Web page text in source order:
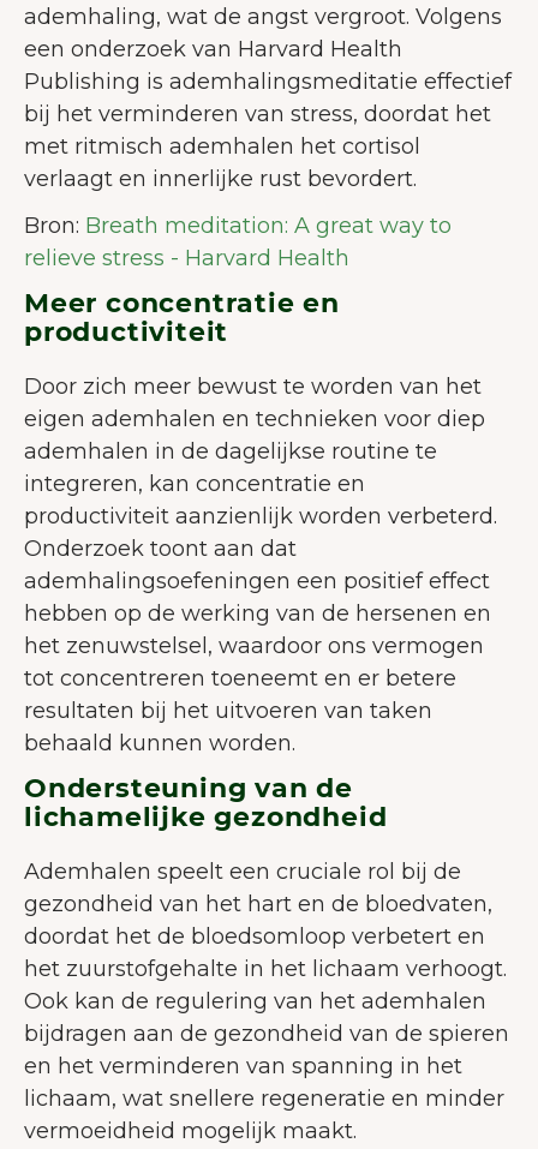
ademhaling, wat de angst vergroot. Volgens
een onderzoek van Harvard Health
Publishing is ademhalingsmeditatie effectief
bij het verminderen van stress, doordat het
met ritmisch ademhalen het cortisol
verlaagt en innerlijke rust bevordert.
Bron: Breath meditation: A great way to
relieve stress - Harvard Health
Meer concentratie en
productiviteit
Door zich meer bewust te worden van het
eigen ademhalen en technieken voor diep
ademhalen in de dagelijkse routine te
integreren, kan concentratie en
productiviteit aanzienlijk worden verbeterd.
Onderzoek toont aan dat
ademhalingsoefeningen een positief effect
hebben op de werking van de hersenen en
het zenuwstelsel, waardoor ons vermogen
tot concentreren toeneemt en er betere
resultaten bij het uitvoeren van taken
behaald kunnen worden.
Ondersteuning van de
lichamelijke gezondheid
Ademhalen speelt een cruciale rol bij de
gezondheid van het hart en de bloedvaten,
doordat het de bloedsomloop verbetert en
het zuurstofgehalte in het lichaam verhoogt.
Ook kan de regulering van het ademhalen
bijdragen aan de gezondheid van de spieren
en het verminderen van spanning in het
lichaam, wat snellere regeneratie en minder
vermoeidheid mogelijk maakt.